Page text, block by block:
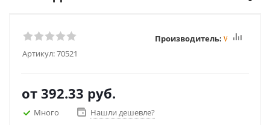
Артикул:70521
Производитель: Winter
от 392.33 руб.
Много
Нашли дешевле?